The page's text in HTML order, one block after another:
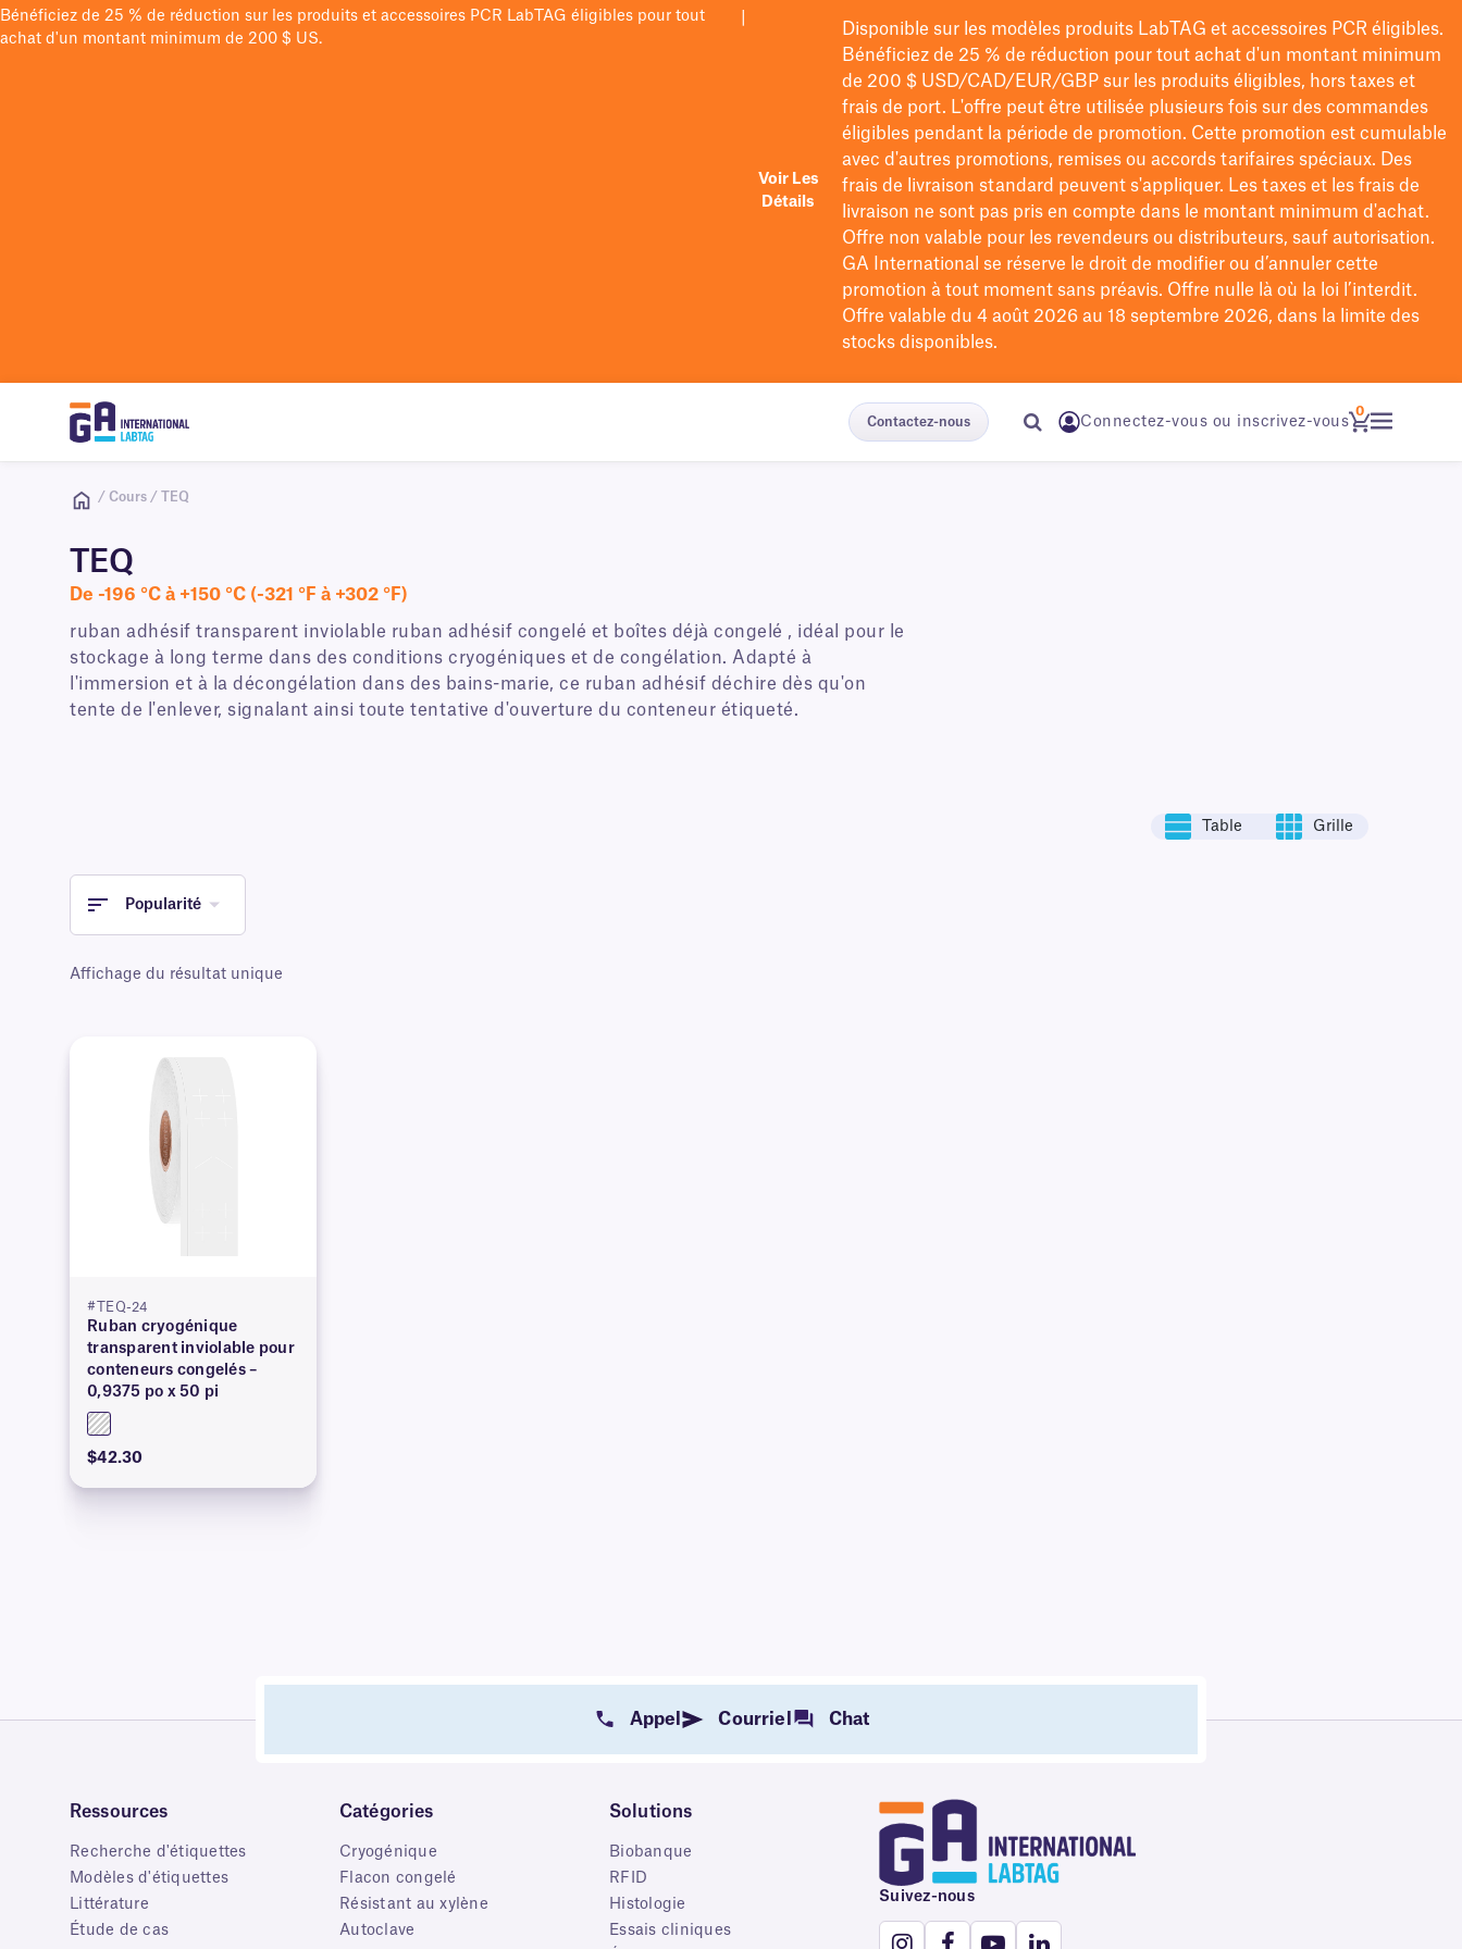
Bénéficiez de 25 % de réduction sur les produits et accessoires PCR LabTAG éligibles pour tout
achat d'un montant minimum de 200 $ US.
Voir Les
Détails
Disponible sur les modèles produits LabTAG et accessoires PCR éligibles.
Bénéficiez de 25 % de réduction pour tout achat d'un montant minimum
de 200 $USD/CAD/EUR/GBPsur les produits éligibles, hors taxes et
frais de port. L'offre peut être utilisée plusieurs fois sur des commandes
éligibles pendant la période de promotion. Cette promotion est cumulable
avec d'autres promotions, remises ou accords tarifaires spéciaux. Des
frais de livraison standard peuvent s'appliquer. Les taxes et les frais de
livraison ne sont pas pris en compte dans le montant minimum d'achat.
Offre non valable pour les revendeurs ou distributeurs, sauf autorisation.
GA International se réserve le droit de modifierou d’annuler cette
promotion à tout moment sans préavis. Offre nulle là où la loi l’interdit.
Offre valable du 4 août 2026 au 18 septembre 2026, dans la limite des
stocks disponibles.
Contactez-nous Connectez-vous ou inscrivez-vous
0
/ Cours / TEQ
TEQ
De -196 °C à +150 °C (-321 °F à +302 °F)
ruban adhésif transparent inviolable ruban adhésif congelé et boîtes déjà congelé , idéal pour le
stockage à long terme dans des conditions cryogéniques et de congélation. Adapté à
l'immersion et à la décongélation dans des bains-marie, ce ruban adhésif déchire dès qu'on
tente de l'enlever, signalant ainsi toute tentative d'ouverture du conteneur étiqueté.
Table Grille
Popularité
Affichage du résultat unique
#TEQ-24
Ruban cryogénique
transparent inviolable pour
conteneurs congelés –
0,9375 po x 50 pi
$42.30
Appel Courriel Chat
Ressources
Recherche d'étiquettes
Modèles d'étiquettes
Littérature
Étude de cas
Catégories
Cryogénique
Flacon congelé
Résistant au xylène
Autoclave
Solutions
Biobanque
RFID
Histologie
Essais cliniques
Suivez-nous